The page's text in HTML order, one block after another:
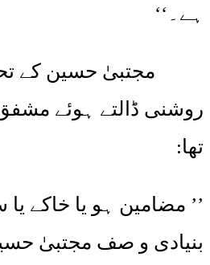
ہے۔‘‘
مجتبیٰ حسین کے
روشنی ڈالتے ہوئے
تھا:
’’ مضامین ہو یا خاکے یا
بنیادی و صف مجتبیٰ